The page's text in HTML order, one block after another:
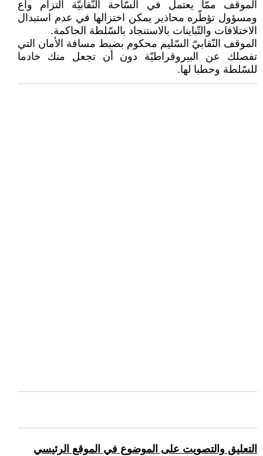
الموقف ممّا يعتمل في السّاحة النّقابيّة التزام واع
ومسؤول تؤطّره محاذير يمكن اختزالها في عدم استبدال
الاختلافات والتّباينات بالاستنجاد بالسّلطة الحاكمة.
الموقف النّقابيّ السّليم محكوم بضبط مسافة الأمان التي
تفصلك عن البيروقراطيّة دون أن تجعل منك خادما
للسّلطة وحطبا لها.
التعليق والتصويت على الموضوع في الموقع الرئيسي